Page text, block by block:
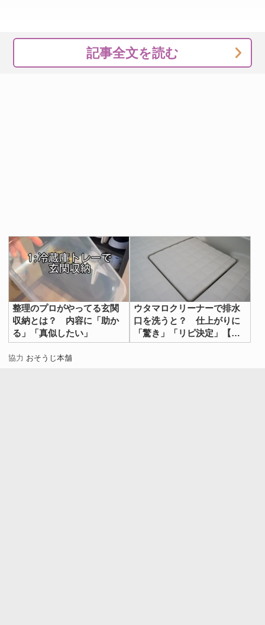
記事全文を読む
整理のプロがやってる玄関
収納とは？ 内容に「助か
る」「真似したい」
ウタマロクリーナーで排水
口を洗うと？ 仕上がりに
「驚き」「リピ決定」【排
水口掃除術4選】
協力 おそうじ本舗